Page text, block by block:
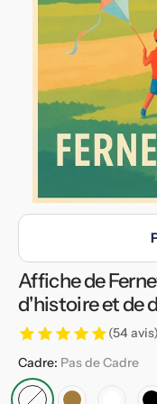
Affiche de
d'histoire et de
(54 avis)
Cadre: Pas de Cadre